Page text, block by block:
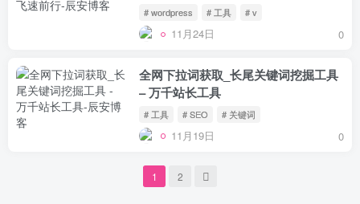
# wordpress # 工具 # v
11月24日 0
全网下拉词获取_长尾关键词挖掘工具
– 万千站长工具
# 工具 # SEO # 关键词
11月19日 0
1 2